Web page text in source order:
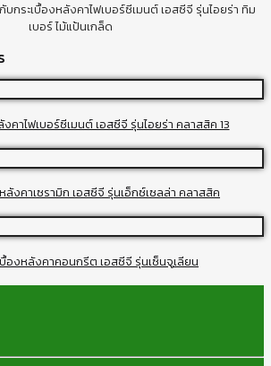
กระเบื้องหลังคาไฟเบอร์ซีเมนต์ เอสซีจี รุ่นไอยร่า ทิม
เบอร์ ไม้แป้นเกล็ด
งคาไฟเบอร์ซีเมนต์ เอสซีจี รุ่นไอยร่า คลาสสิค 13
ลังคาเซรามิก เอสซีจี รุ่นเอ็กซ์เซลล่า คลาสสิค
บื้องหลังคาคอนกรีต เอสซีจี รุ่นเซ็นจูเลียน